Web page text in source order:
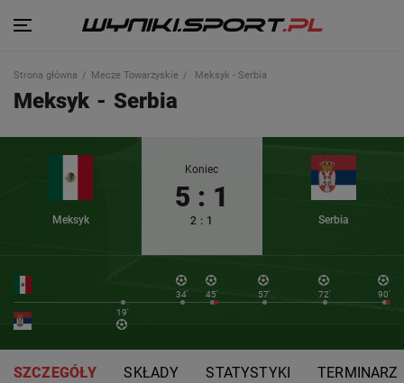
Strona główna Mecze Towarzyskie Meksyk - Serbia
Meksyk - Serbia
Meksyk
Koniec
5 : 1
2 : 1 Serbia
34'
45'
19'
57' 72' 90'
SZCZEGÓŁY SKŁADY STATYSTYKI TERMINARZ